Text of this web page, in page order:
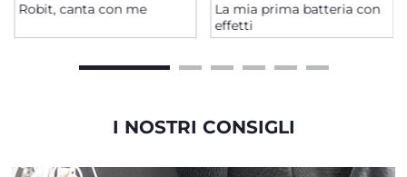
Robit, canta con me
La mia prima batteria con
effetti
I NOSTRI CONSIGLI